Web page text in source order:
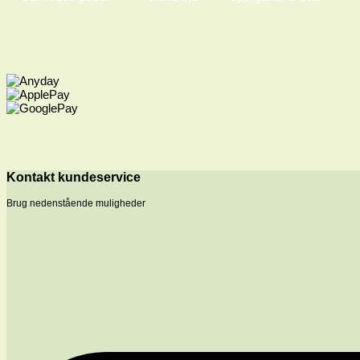
Kontakt kundeservice
Brug nedenstående muligheder